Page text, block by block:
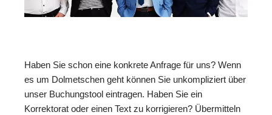
Haben Sie schon eine konkrete Anfrage für uns? Wenn
es um Dolmetschen geht können Sie unkompliziert über
unser Buchungstool eintragen. Haben Sie ein
Korrektorat oder einen Text zu korrigieren? Übermitteln